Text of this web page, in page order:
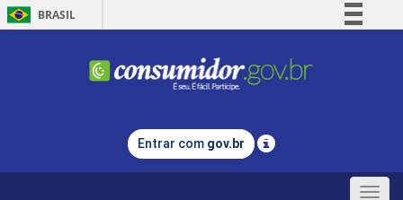
BRASIL
Comunica BR
Legislação
Entrar com gov.br
Toggle